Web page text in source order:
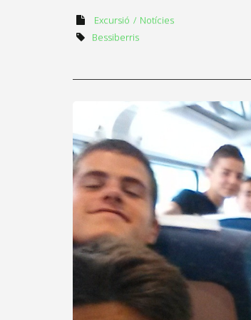
Excursió
Notícies
Bessiberris